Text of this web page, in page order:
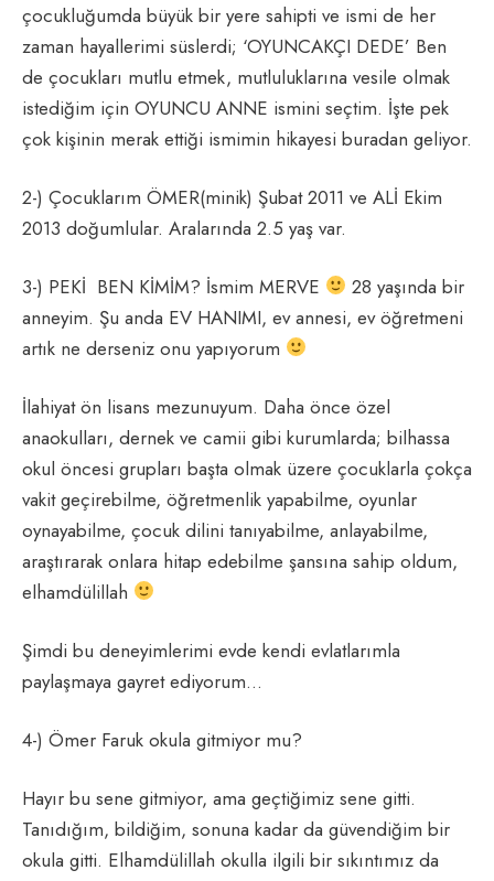
çocukluğumda büyük bir yere sahipti ve ismi de her
zaman hayallerimi süslerdi; ‘OYUNCAKÇI DEDE’ Ben
de çocukları mutlu etmek, mutluluklarına vesile olmak
istediğim için OYUNCU ANNE ismini seçtim. İşte pek
çok kişinin merak ettiği ismimin hikayesi buradan geliyor.
2-) Çocuklarım ÖMER(minik) Şubat 2011 ve ALİ Ekim
2013 doğumlular. Aralarında 2.5 yaş var.
3-) PEKİ BEN KİMİM? İsmim MERVE
28 yaşında bir
anneyim. Şu anda EV HANIMI, ev annesi, ev öğretmeni
artık ne derseniz onu yapıyorum
İlahiyat ön lisans mezunuyum. Daha önce özel
anaokulları, dernek ve camii gibi kurumlarda; bilhassa
okul öncesi grupları başta olmak üzere çocuklarla çokça
vakit geçirebilme, öğretmenlik yapabilme, oyunlar
oynayabilme, çocuk dilini tanıyabilme, anlayabilme,
araştırarak onlara hitap edebilme şansına sahip oldum,
elhamdülillah
Şimdi bu deneyimlerimi evde kendi evlatlarımla
paylaşmaya gayret ediyorum…
4-) Ömer Faruk okula gitmiyor mu?
Hayır bu sene gitmiyor, ama geçtiğimiz sene gitti.
Tanıdığım, bildiğim, sonuna kadar da güvendiğim bir
okula gitti. Elhamdülillah okulla ilgili bir sıkıntımız da